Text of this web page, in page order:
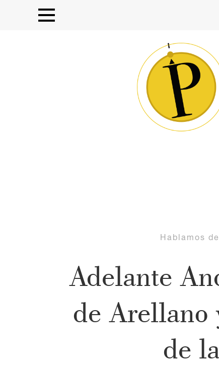
Hablamos de
Adelante
de Arellano
de